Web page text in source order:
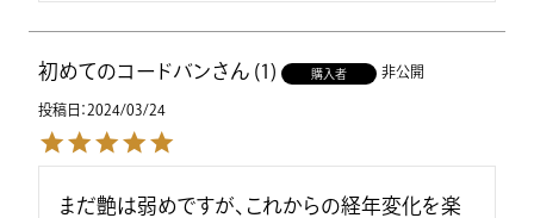
初めてのコードバン 1 購入者 非公開
投稿日 2024/03/24
まだ艶は弱めですが、これからの経年変化を楽